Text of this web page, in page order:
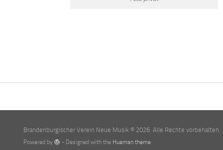
Brandenburgischer Verein Neue Musik © 2026. Alle Rechte vorbehalten.
Powered by - Designed with the Hueman theme